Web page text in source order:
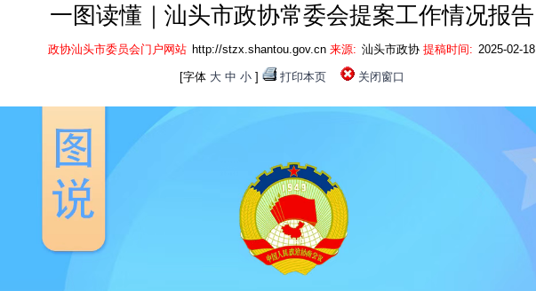
一图读懂｜汕头市政协常委会提案工作情况报告
政协汕头市委员会门户网站 http://stzx.shantou.gov.cn 来源: 汕头市政协 提稿时间: 2025-02-18
[字体 大 中 小 ] 打印本页 关闭窗口